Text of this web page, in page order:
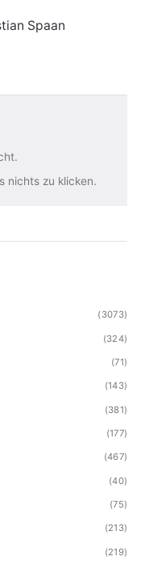
Spaan
nichts zu klicken.
(3073)
(324)
(71)
(143)
(381)
(177)
(467)
(40)
(75)
(213)
(219)